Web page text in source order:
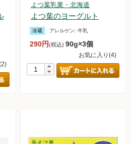
よつ葉乳業・北海道
よつ葉のヨーグルト
冷蔵 アレルゲン:牛乳
290円(税込)90g×3個
お気に入り(4)